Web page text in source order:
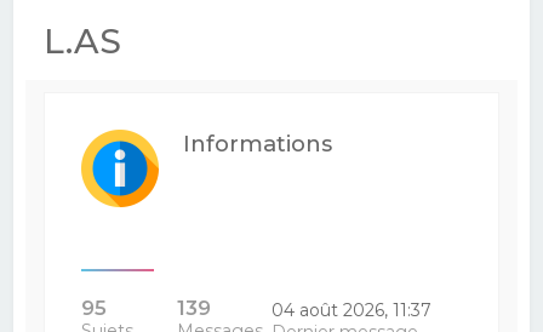
L.AS
Informations
95 139
04 août 2026, 11:37